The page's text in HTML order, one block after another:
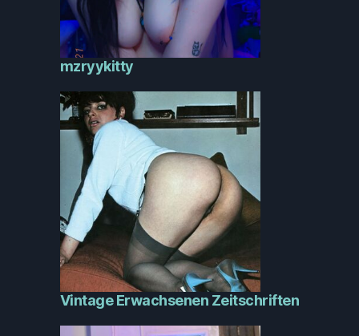
mzryykitty
Vintage Erwachsenen Zeitschriften